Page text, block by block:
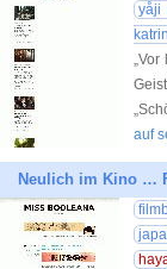
auf
Neulich im Kino …